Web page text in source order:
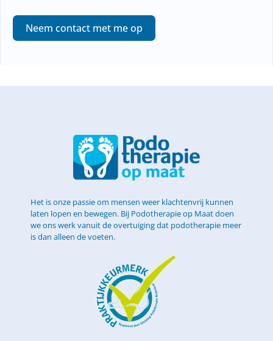
3
1
Neem contact met me op
Het is onze passie om mensen weer klachtenvrij kunnen
laten lopen en bewegen. Bij Podotherapie op Maat doen
we ons werk vanuit de overtuiging dat podotherapie meer
is dan alleen de voeten.